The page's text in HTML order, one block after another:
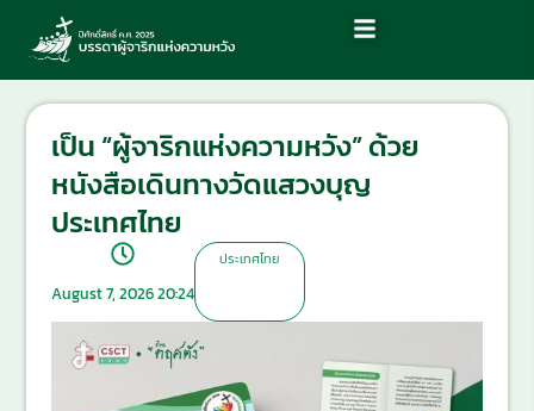
เป็น “ผู้จาริกแห่งความหวัง” ด้วย
หนังสือเดินทางวัดแสวงบุญ
ประเทศไทย
August 7, 2026 20:24
ประเทศไทย